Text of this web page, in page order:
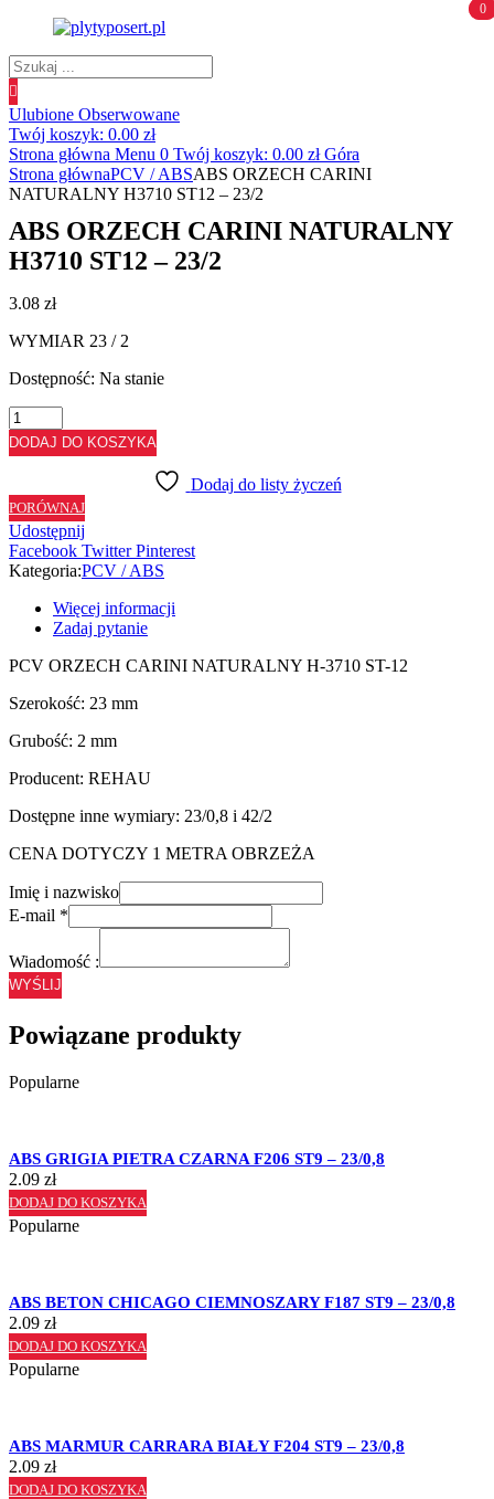
Wyszukiwanie
produktów
0
Ulubione Obserwowane
0
Twój koszyk: 0.00 zł
Strona główna Menu 0 Twój koszyk: 0.00 zł Góra
Strona głównaPCV / ABSABS ORZECH CARINI
NATURALNY H3710 ST12 – 23/2
ABS ORZECH CARINI NATURALNY
H3710 ST12 – 23/2
3.08 zł
WYMIAR 23 / 2
Dostępność: Na stanie
ilość
ABS
ORZECH
NATURALNY
H3710
ST12
-
23/2
DODAJ DO KOSZYKA
Dodaj do listy życzeń
PORÓWNAJ
Udostępnij
Facebook Twitter Pinterest
Kategoria:PCV / ABS
Więcej informacji
Zadaj pytanie
PCV ORZECH CARINI NATURALNY H-3710 ST-12
Szerokość: 23 mm
Grubość: 2 mm
Producent: REHAU
Dostępne inne wymiary: 23/0,8 i 42/2
CENA DOTYCZY 1 METRA OBRZEŻA
Imię i nazwisko
E-mail *
Wiadomość :
WYŚLIJ
Powiązane produkty
Popularne
ABS GRIGIA PIETRA CZARNA F206 ST9 – 23/0,8
2.09 zł
DODAJ DO KOSZYKA
Popularne
ABS BETON CHICAGO CIEMNOSZARY F187 ST9 – 23/0,8
2.09 zł
DODAJ DO KOSZYKA
Popularne
ABS MARMUR CARRARA BIAŁY F204 ST9 – 23/0,8
2.09 zł
DODAJ DO KOSZYKA